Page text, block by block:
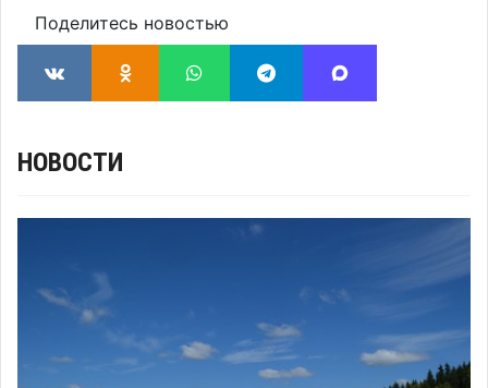
Поделитесь новостью
НОВОСТИ